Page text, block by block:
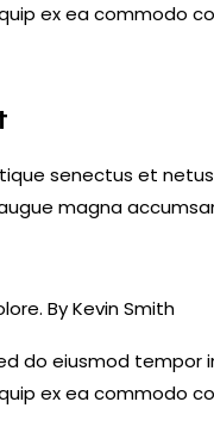
ex ea commodo
senectus et
magna
ByKevin Smith
do eiusmod
ex ea commodo